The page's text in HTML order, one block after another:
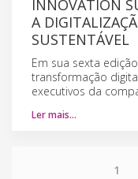
INNOVATION
A
SUSTENTÁVEL
Em sua sexta
transformação
executivos da
Ler mais…
1